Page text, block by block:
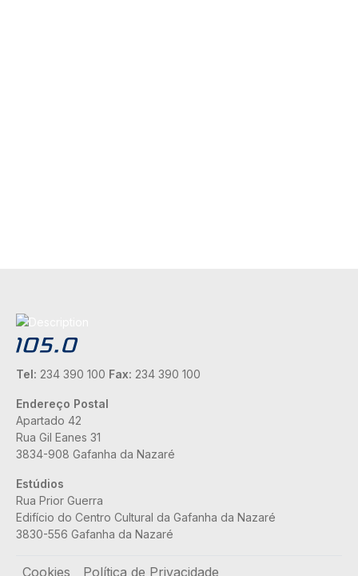
Tel: 234 390 100 Fax: 234 390 100
Endereço Postal
Apartado 42
Rua Gil Eanes 31
3834-908 Gafanha da Nazaré
Estúdios
Rua Prior Guerra
Edifício do Centro Cultural da Gafanha da Nazaré
3830-556 Gafanha da Nazaré
Rodapé
Cookies Política de Privacidade